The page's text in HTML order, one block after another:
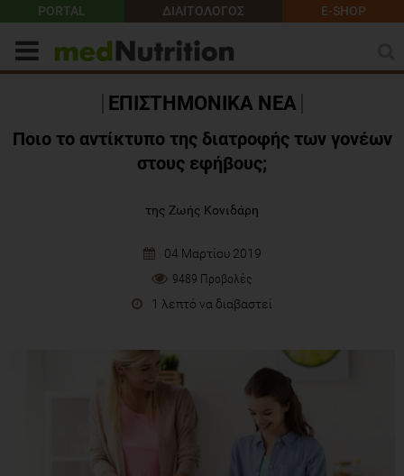
PORTAL ΔΙΑΙΤΟΛΟΓΟΣ E-SHOP
ΕΠΙΣΤΗΜΟΝΙΚΑ ΝΕΑ
Ποιο το αντίκτυπο της διατροφής των γονέων
στους εφήβους;
της Ζωής Κονιδάρη
04 Μαρτίου 2019
9489 Προβολές
1 λεπτό να διαβαστεί